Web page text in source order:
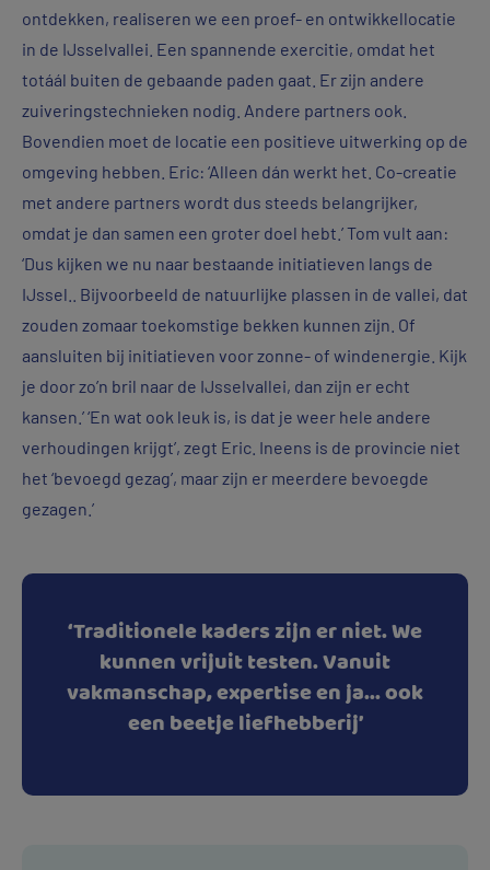
ontdekken, realiseren we een proef- en ontwikkellocatie
in de IJsselvallei. Een spannende exercitie, omdat het
totáál buiten de gebaande paden gaat. Er zijn andere
zuiveringstechnieken nodig. Andere partners ook.
Bovendien moet de locatie een positieve uitwerking op de
omgeving hebben. Eric: ‘Alleen dán werkt het. Co-creatie
met andere partners wordt dus steeds belangrijker,
omdat je dan samen een groter doel hebt.’ Tom vult aan:
‘Dus kijken we nu naar bestaande initiatieven langs de
IJssel.. Bijvoorbeeld de natuurlijke plassen in de vallei, dat
zouden zomaar toekomstige bekken kunnen zijn. Of
aansluiten bij initiatieven voor zonne- of windenergie. Kijk
je door zo’n bril naar de IJsselvallei, dan zijn er echt
kansen.’ ‘En wat ook leuk is, is dat je weer hele andere
verhoudingen krijgt’, zegt Eric. Ineens is de provincie niet
het ‘bevoegd gezag’, maar zijn er meerdere bevoegde
gezagen.’
‘Traditionele kaders zijn er niet. We
kunnen vrijuit testen. Vanuit
vakmanschap, expertise en ja... ook
een beetje liefhebberij’